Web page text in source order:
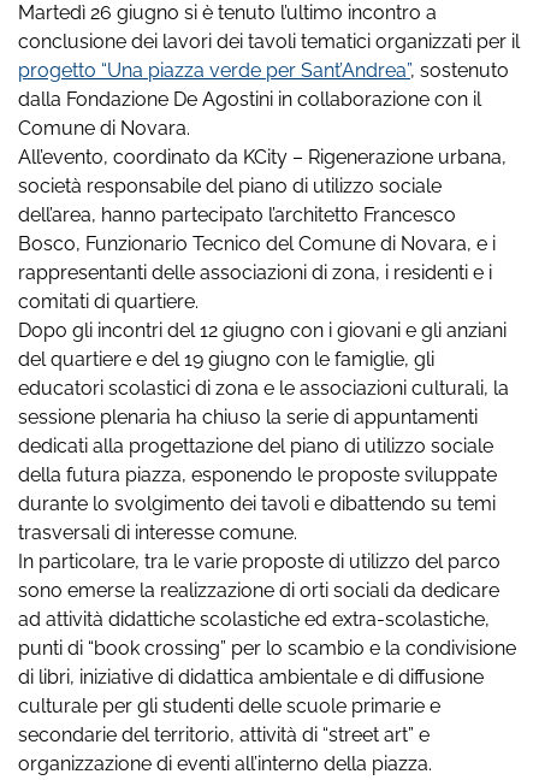
Martedì 26 giugno si è tenuto l’ultimo incontro a
conclusione dei lavori dei tavoli tematici organizzati per il
progetto “Una piazza verde per Sant’Andrea”, sostenuto
dalla Fondazione De Agostini in collaborazione con il
Comune di Novara.
All’evento, coordinato da KCity – Rigenerazione urbana,
società responsabile del piano di utilizzo sociale
dell’area, hanno partecipato l’architetto Francesco
Bosco, Funzionario Tecnico del Comune di Novara, e i
rappresentanti delle associazioni di zona, i residenti e i
comitati di quartiere.
Dopo gli incontri del 12 giugno con i giovani e gli anziani
del quartiere e del 19 giugno con le famiglie, gli
educatori scolastici di zona e le associazioni culturali, la
sessione plenaria ha chiuso la serie di appuntamenti
dedicati alla progettazione del piano di utilizzo sociale
della futura piazza, esponendo le proposte sviluppate
durante lo svolgimento dei tavoli e dibattendo su temi
trasversali di interesse comune.
In particolare, tra le varie proposte di utilizzo del parco
sono emerse la realizzazione di orti sociali da dedicare
ad attività didattiche scolastiche ed extra-scolastiche,
punti di “book crossing” per lo scambio e la condivisione
di libri, iniziative di didattica ambientale e di diffusione
culturale per gli studenti delle scuole primarie e
secondarie del territorio, attività di “street art” e
organizzazione di eventi all’interno della piazza.